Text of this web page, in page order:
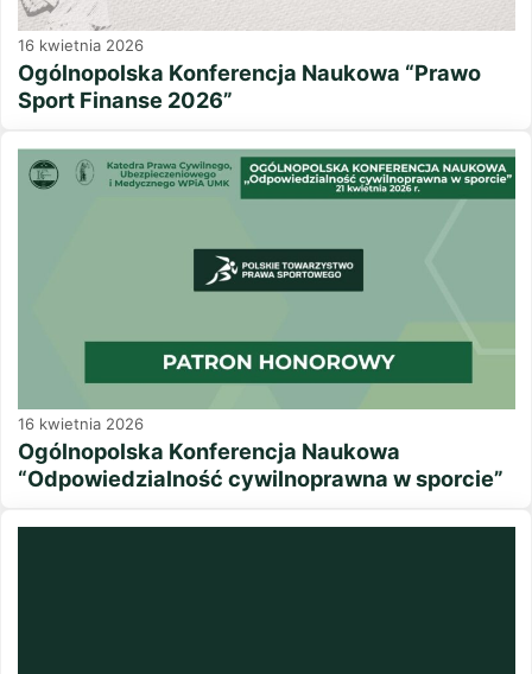
16 kwietnia 2026
Ogólnopolska Konferencja Naukowa “Prawo
Sport Finanse 2026”
16 kwietnia 2026
Ogólnopolska Konferencja Naukowa
“Odpowiedzialność cywilnoprawna w sporcie”